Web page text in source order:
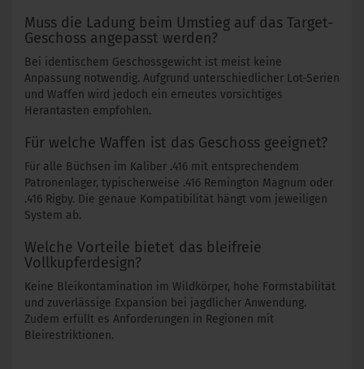
Muss die Ladung beim Umstieg auf das Target-
Geschoss angepasst werden?
Bei identischem Geschossgewicht ist meist keine
Anpassung notwendig. Aufgrund unterschiedlicher Lot-Serien
und Waffen wird jedoch ein erneutes vorsichtiges
Herantasten empfohlen.
Für welche Waffen ist das Geschoss geeignet?
Für alle Büchsen im Kaliber .416 mit entsprechendem
Patronenlager, typischerweise .416 Remington Magnum oder
.416 Rigby. Die genaue Kompatibilität hängt vom jeweiligen
System ab.
Welche Vorteile bietet das bleifreie
Vollkupferdesign?
Keine Bleikontamination im Wildkörper, hohe Formstabilität
und zuverlässige Expansion bei jagdlicher Anwendung.
Zudem erfüllt es Anforderungen in Regionen mit
Bleirestriktionen.